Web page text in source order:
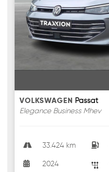
VOLKSWAGEN Passat
Elegance Business Mhev
33.424 km
2024